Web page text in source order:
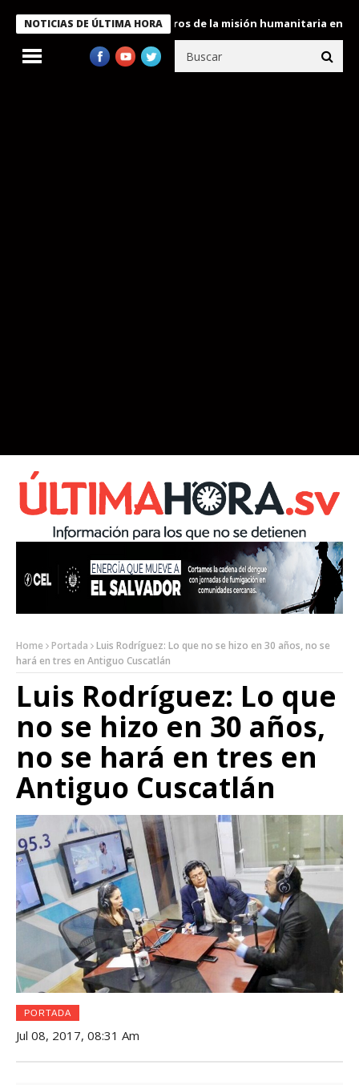
NOTICIAS DE ÚLTIMA HORA
condecora a miembros de la misión humanitaria enviada a
Home Portada
Luis Rodríguez: Lo que no se hizo en 30 años, no se
hará en tres en Antiguo Cuscatlán
Luis Rodríguez: Lo que
no se hizo en 30 años,
no se hará en tres en
Antiguo Cuscatlán
PORTADA
Jul 08, 2017, 08:31 Am